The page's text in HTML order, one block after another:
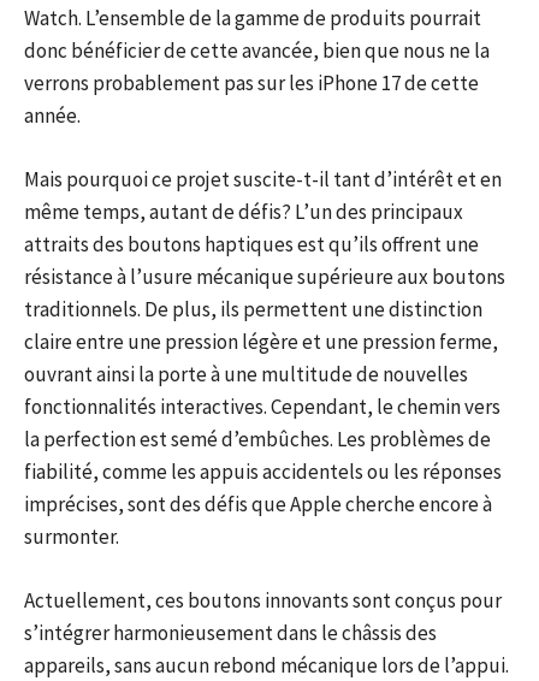
Watch. L’ensemble de la gamme de produits pourrait
donc bénéficier de cette avancée, bien que nous ne la
verrons probablement pas sur les iPhone 17 de cette
année.
Mais pourquoi ce projet suscite-t-il tant d’intérêt et en
même temps, autant de défis? L’un des principaux
attraits des boutons haptiques est qu’ils offrent une
résistance à l’usure mécanique supérieure aux boutons
traditionnels. De plus, ils permettent une distinction
claire entre une pression légère et une pression ferme,
ouvrant ainsi la porte à une multitude de nouvelles
fonctionnalités interactives. Cependant, le chemin vers
la perfection est semé d’embûches. Les problèmes de
fiabilité, comme les appuis accidentels ou les réponses
imprécises, sont des défis que Apple cherche encore à
surmonter.
Actuellement, ces boutons innovants sont conçus pour
s’intégrer harmonieusement dans le châssis des
appareils, sans aucun rebond mécanique lors de l’appui.